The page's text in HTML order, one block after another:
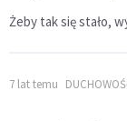
Żeby tak się stało,
7 lat temu